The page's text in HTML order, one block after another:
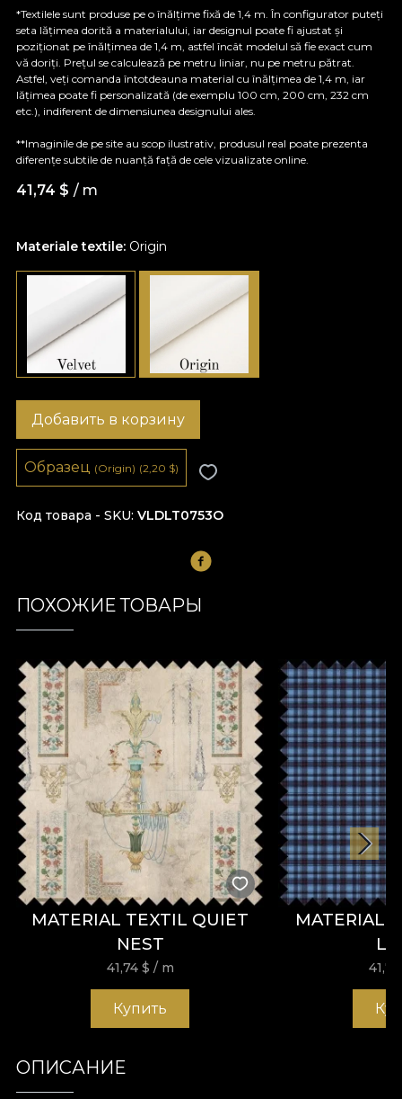
Materiale textile: Origin
*Textilele sunt produse pe o înălțime fixă de 1,4 m. În configurator puteți
seta lățimea dorită a materialului, iar designul poate fi ajustat și
poziționat pe înălțimea de 1,4 m, astfel încât modelul să fie exact cum
vă doriți. Prețul se calculează pe metru liniar, nu pe metru pătrat.
Astfel, veți comanda întotdeauna material cu înălțimea de 1,4 m, iar
lățimea poate fi personalizată (de exemplu 100 cm, 200 cm, 232 cm
etc.), indiferent de dimensiunea designului ales.
**Imaginile de pe site au scop ilustrativ, produsul real poate prezenta
diferențe subtile de nuanță față de cele vizualizate online.
41,74 $ / m
Код товара - SKU VLDLT0753O
Добавить в корзину
Образец (Origin) (2,20 $)
ПОХОЖИЕ ТОВАРЫ
MATERIAL TEXTIL QUIET
NEST
41,74 $ / m
Купить
MATERIAL
ОПИСАНИЕ